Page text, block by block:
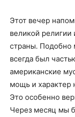
Этот вечер
великой
страны. Подобно
всегда был
американские
мощь и характер
Это особенно
Через месяц мы